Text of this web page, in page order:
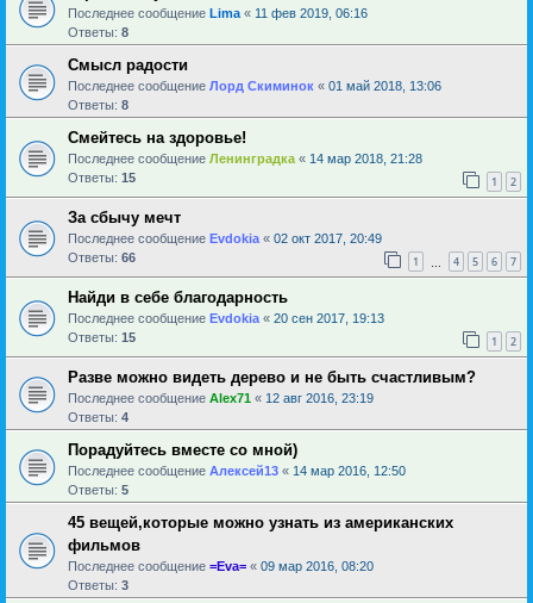
Последнее сообщение Lima « 11 фев 2019, 06:16
Ответы: 8
Смысл радости
Последнее сообщение Лорд Скиминок « 01 май 2018, 13:06
Ответы: 8
Смейтесь на здоровье!
Последнее сообщение Ленинградка « 14 мар 2018, 21:28
Ответы: 15 1 2
За сбычу мечт
Последнее сообщение Evdokia « 02 окт 2017, 20:49
Ответы: 66 1 4 5 6 7
Найди в себе благодарность
Последнее сообщение Evdokia « 20 сен 2017, 19:13
Ответы: 15 1 2
Разве можно видеть дерево и не быть счастливым?
Последнее сообщение Alex71 « 12 авг 2016, 23:19
Ответы: 4
Порадуйтесь вместе со мной)
Последнее сообщение Алексей13 « 14 мар 2016, 12:50
Ответы: 5
45 вещей,которые можно узнать из американских
фильмов
Последнее сообщение =Eva= « 09 мар 2016, 08:20
Ответы: 3